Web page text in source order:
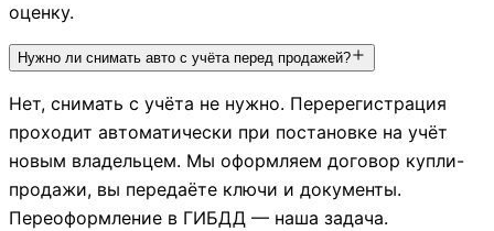
оценку.
Нужно ли снимать авто с учёта перед продажей?
Нет, снимать с учёта не нужно. Перерегистрация
проходит автоматически при постановке на учёт
новым владельцем. Мы оформляем договор купли-
продажи, вы передаёте ключи и документы.
Переоформление в ГИБДД — наша задача.